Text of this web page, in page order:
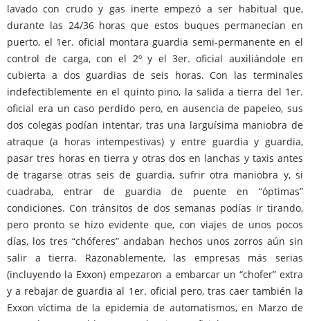
lavado con crudo y gas inerte empezó a ser habitual que,
durante las 24/36 horas que estos buques permanecían en
puerto, el 1er. oficial montara guardia semi-permanente en el
control de carga, con el 2º y el 3er. oficial auxiliándole en
cubierta a dos guardias de seis horas. Con las terminales
indefectiblemente en el quinto pino, la salida a tierra del 1er.
oficial era un caso perdido pero, en ausencia de papeleo, sus
dos colegas podían intentar, tras una larguísima maniobra de
atraque (a horas intempestivas) y entre guardia y guardia,
pasar tres horas en tierra y otras dos en lanchas y taxis antes
de tragarse otras seis de guardia, sufrir otra maniobra y, si
cuadraba, entrar de guardia de puente en “óptimas”
condiciones. Con tránsitos de dos semanas podías ir tirando,
pero pronto se hizo evidente que, con viajes de unos pocos
días, los tres “chóferes” andaban hechos unos zorros aún sin
salir a tierra. Razonablemente, las empresas más serias
(incluyendo la Exxon) empezaron a embarcar un “chofer” extra
y a rebajar de guardia al 1er. oficial pero, tras caer también la
Exxon víctima de la epidemia de automatismos, en Marzo de